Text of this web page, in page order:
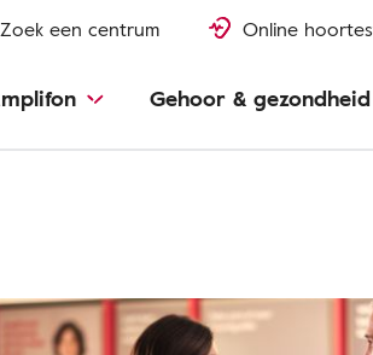
Zoek een centrum Online
Gehoor & gezondheid